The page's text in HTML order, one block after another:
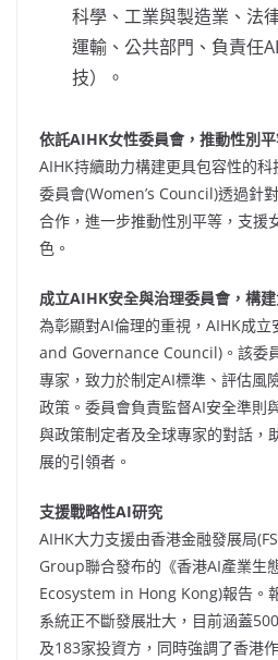
科學、工業與製造業、法
運輸、公共部門、負責任
技）。
依託AIHK女性委員會，推動性別
AIHK持續助力構建更具包容性的
委員會(Women’s Council)透過針
合作，進一步推動性別平等，支援
色。
成立AIHK安全與治理委員會，構
為彰顯對AI倫理的重視，AIHK成
and Governance Council)。該委
專家，致力於制定AI標準、評估風
政策。委員會負責監督AI安全準則
與政策制定者及全球專家的對話，
展的引領者。
支援戰略性AI研究
AIHK大力支援由香港金融發展局
Group聯合發布的《香港AI產業生
Ecosystem in Hong Kong)報告。
系統正不斷發展壯大，目前涵蓋
及183家投資方，同時強調了香港